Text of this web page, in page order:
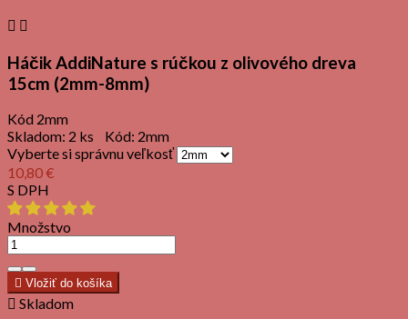
 
Háčik AddiNature s rúčkou z olivového dreva
15cm (2mm-8mm)
Kód 2mm
Skladom: 2 ks Kód: 2mm
Vyberte si správnu veľkosť
10,80 €
S DPH
Množstvo
 Vložiť do košíka
 Skladom